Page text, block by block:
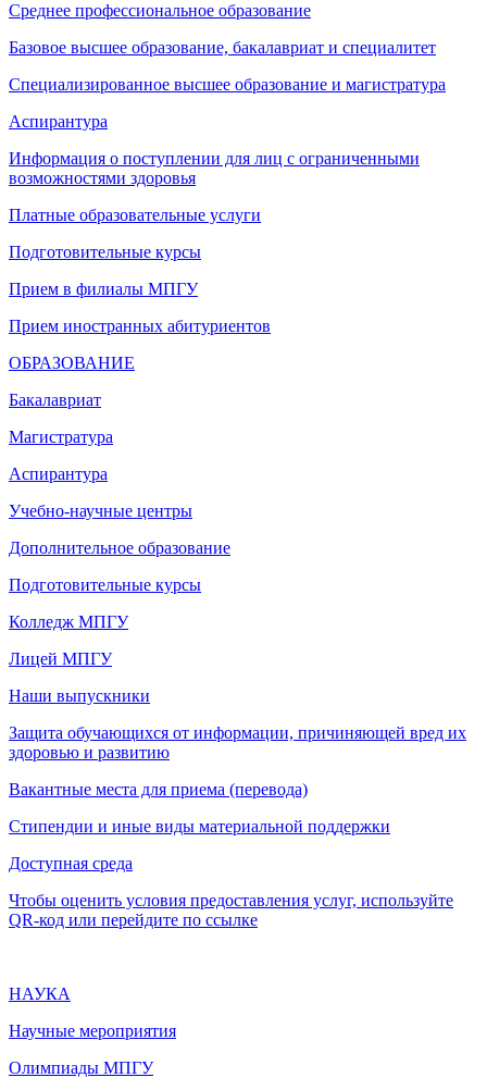
Среднее профессиональное образование
Базовое высшее образование, бакалавриат и специалитет
Специализированное высшее образование и магистратура
Аспирантура
Информация о поступлении для лиц с ограниченными
возможностями здоровья
Платные образовательные услуги
Подготовительные курсы
Прием в филиалы МПГУ
Прием иностранных абитуриентов
ОБРАЗОВАНИЕ
Бакалавриат
Магистратура
Аспирантура
Учебно-научные центры
Дополнительное образование
Подготовительные курсы
Колледж МПГУ
Лицей МПГУ
Наши выпускники
Защита обучающихся от информации, причиняющей вред их
здоровью и развитию
Вакантные места для приема (перевода)
Стипендии и иные виды материальной поддержки
Доступная среда
Чтобы оценить условия предоставления услуг, используйте
QR-код или перейдите по ссылке
НАУКА
Научные мероприятия
Олимпиады МПГУ